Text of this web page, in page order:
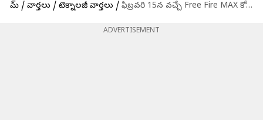
హోమ్ / వార్తలు / టెక్నాలజీ వార్తలు / ఫిబ్రవరి 15న వచ్చే Free Fire MAX కోడ్స్ రీడీమ్ విధానం
ADVERTISEMENT